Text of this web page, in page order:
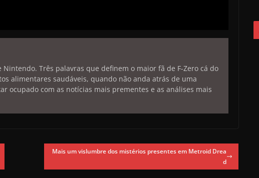
Nintendo. Três palavras que definem o maior fã de F-Zero cá do
alimentares saudáveis, quando não anda atrás de uma
ocupado com as notícias mais prementes e as análises mais
Mais um vislumbre dos mistérios presentes em Metroid Drea
d